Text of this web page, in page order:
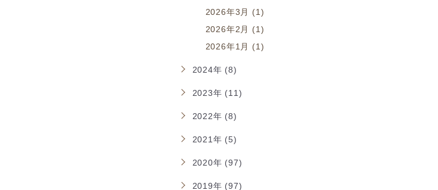
2026年3月 (1)
2026年2月 (1)
2026年1月 (1)
2024年 (8)
2023年 (11)
2022年 (8)
2021年 (5)
2020年 (97)
2019年 (97)